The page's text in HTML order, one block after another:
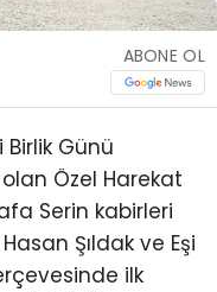
ABONE OL
Günü
Özel Harekat
Serin kabirleri
Şıldak ve Eşi
ilk